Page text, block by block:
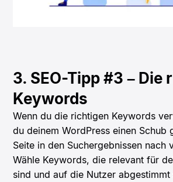
3. SEO-Tipp #3 – Die
Keywords
Wenn du die richtigen Keywords
du deinem WordPress einen Schub
Seite in den Suchergebnissen nach
Wähle Keywords, die relevant für
sind und auf die Nutzer